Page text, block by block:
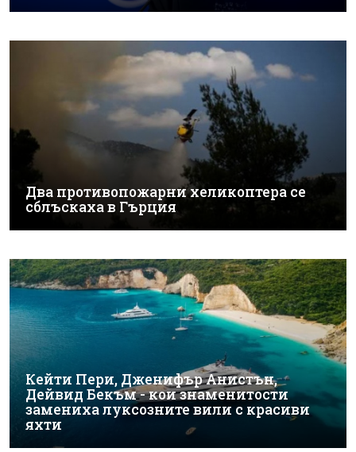
Два противопожарни хеликоптера се
сблъскаха в Гърция
Кейти Пери, Дженифър Анистън,
Дейвид Бекъм - кои знаменитости
замениха луксозните вили с красиви
яхти